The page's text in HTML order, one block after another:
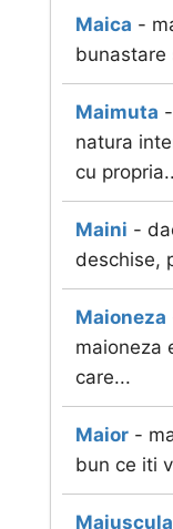
Maica -
bunastare
Maimuta
natura
cu
Maini -
deschise,
Maioneza
maioneza
care...
Maior -
bun ce iti
Majuscula